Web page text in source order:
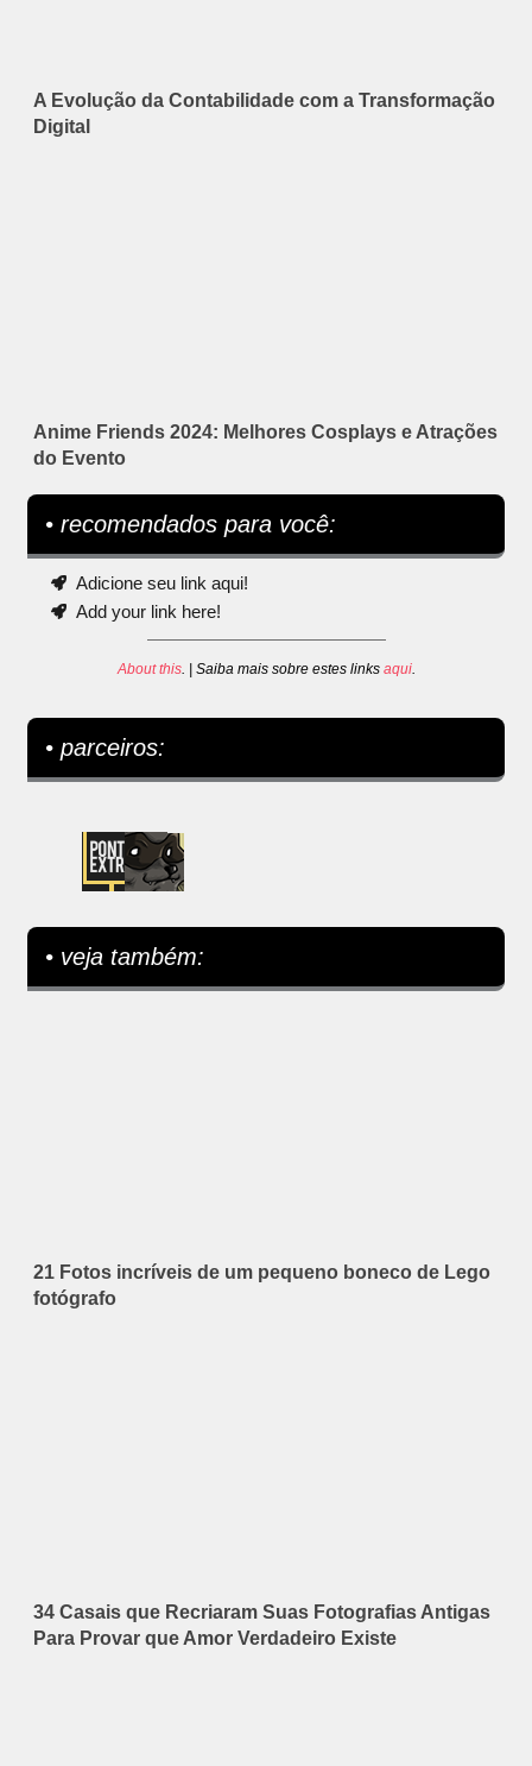
A Evolução da Contabilidade com a Transformação
Digital
Anime Friends 2024: Melhores Cosplays e Atrações
do Evento
• recomendados para você:
Adicione seu link aqui!
Add your link here!
About this. | Saiba mais sobre estes links aqui.
• parceiros:
• veja também:
21 Fotos incríveis de um pequeno boneco de Lego
fotógrafo
34 Casais que Recriaram Suas Fotografias Antigas
Para Provar que Amor Verdadeiro Existe